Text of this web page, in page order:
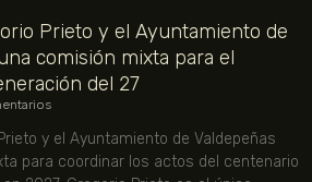
Prieto y el Ayuntamiento de
comisión mixta para el
del 27
y el Ayuntamiento de Valdepeñas
para coordinar los actos del centenario